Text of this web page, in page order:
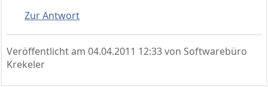
Zur Antwort
Veröffentlicht am 04.04.2011 12:33von Softwarebüro
Krekeler